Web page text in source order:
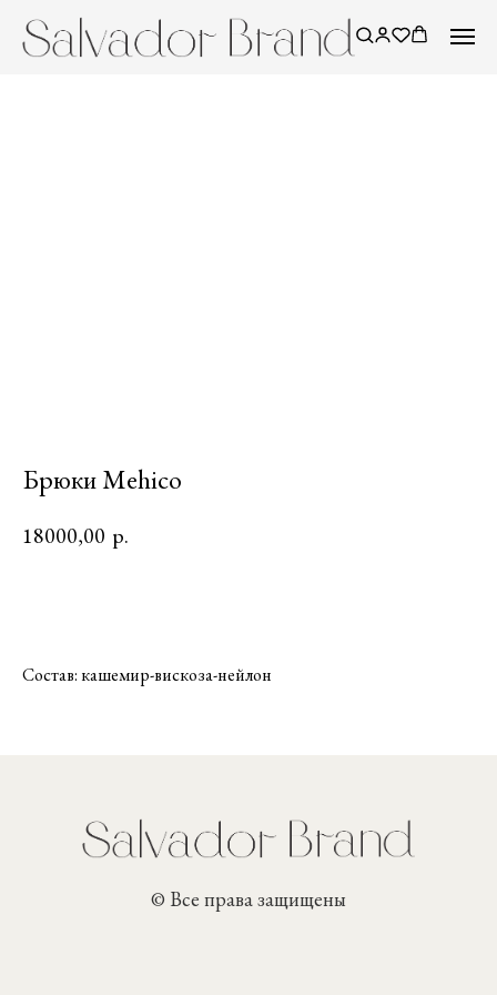
Брюки Mehico
18000,00 р.
Состав: кашемир-вискоза-нейлон
© Все права защищены